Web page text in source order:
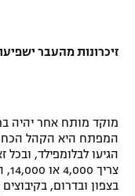
זיכרונות מהעבר
מוקד מותח אחר יהיה
הגיעו לבלומפילד,
בצפון ובדרום,